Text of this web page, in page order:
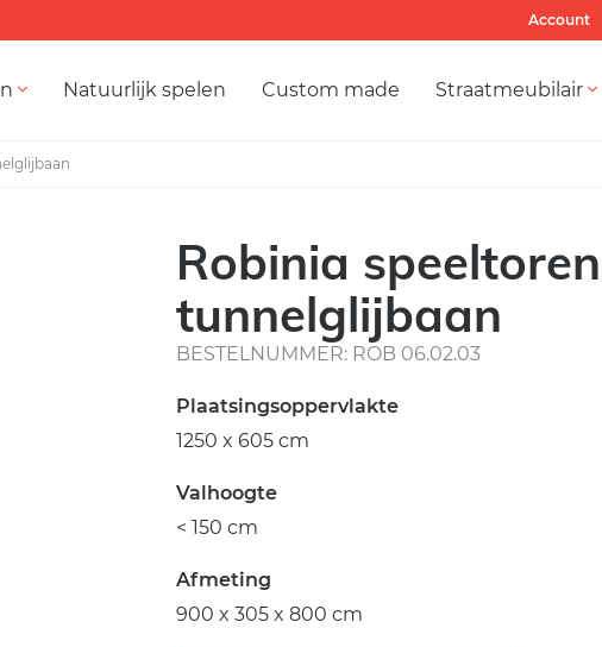
Account
Natuurlijk spelen Custom made Straatmeubilair
Robinia
tunnelglijbaan
BESTELNUMMER: ROB 06.02.03
Plaatsingsoppervlakte
1250 x 605 cm
Valhoogte
< 150 cm
Afmeting
900 x 305 x 800 cm